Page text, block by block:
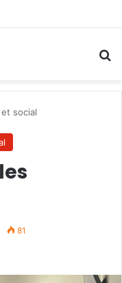
social
81